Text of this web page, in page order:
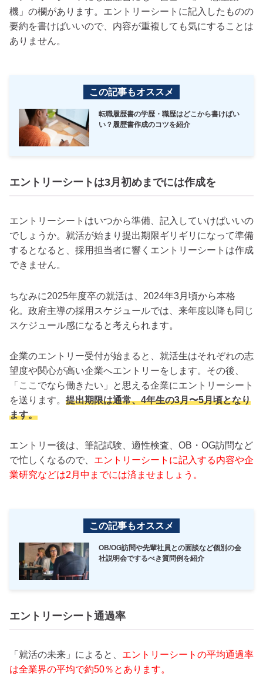
機」の欄があります。エントリーシートに記入したものの
要約を書けばいいので、内容が重複しても気にすることは
ありません。
この記事もオススメ
転職履歴書の学歴・職歴はどこから書けばい
い？履歴書作成のコツを紹介
エントリーシートは3月初めまでには作成を
エントリーシートはいつから準備、記入していけばいいの
でしょうか。就活が始まり提出期限ギリギリになって準備
するとなると、採用担当者に響くエントリーシートは作成
できません。
ちなみに2025年度卒の就活は、2024年3月頃から本格
化。政府主導の採用スケジュールでは、来年度以降も同じ
スケジュール感になると考えられます。
企業のエントリー受付が始まると、就活生はそれぞれの志
望度や関心が高い企業へエントリーをします。その後、
「ここでなら働きたい」と思える企業にエントリーシート
を送ります。 提出期限は通常、4年生の3月〜5月頃となり
ます。
エントリー後は、筆記試験、適性検査、OB・OG訪問など
で忙しくなるので、 エントリーシートに記入する内容や企
業研究などは2月中までには済ませましょう。
この記事もオススメ
OB/OG訪問や先輩社員との面談など個別の会
社説明会でするべき質問例を紹介
エントリーシート通過率
「就活の未来」によると、 エントリーシートの平均通過率
は全業界の平均で約50％とあります。